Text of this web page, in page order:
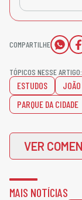
COMPARTILHE
TÓPICOS NESSE ARTIGO:
ESTUDOS
PARQUE DA CIDADE
VER
MAIS NOTÍCIAS